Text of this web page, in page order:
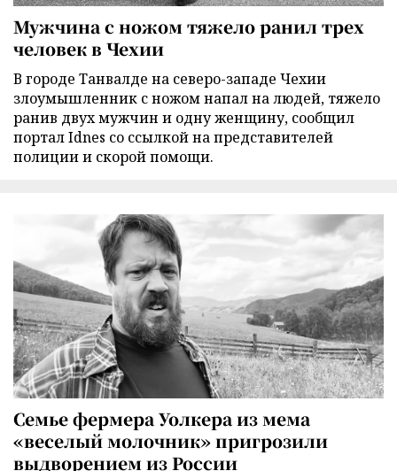
Мужчина с ножом тяжело ранил трех
человек в Чехии
В городе Танвалде на северо-западе Чехии
злоумышленник с ножом напал на людей, тяжело
ранив двух мужчин и одну женщину, сообщил
портал Idnes со ссылкой на представителей
полиции и скорой помощи.
Семье фермера Уолкера из мема
«веселый молочник» пригрозили
выдворением из России